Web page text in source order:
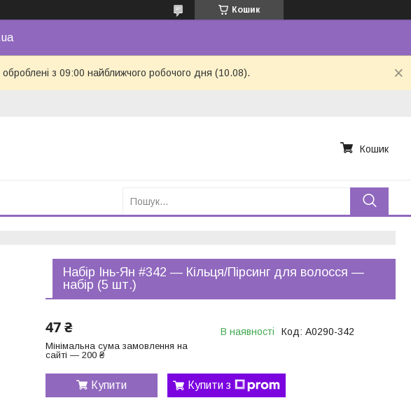
Кошик
з 09:00 найближчого робочого дня (10.08).
Кошик
Набір Інь-Ян #342 — Кільця/Пірсинг для волосся —
набір (5 шт.)
47 ₴
Мінімальна сума замовлення на
сайті — 200 ₴
В наявності Код: A0290-342
Купити Купити з